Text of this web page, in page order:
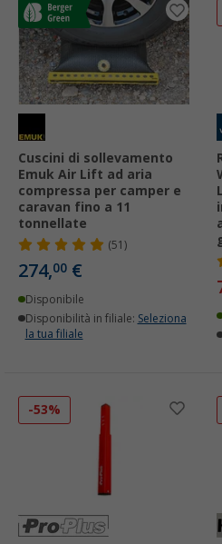
Cuscini di sollevamento
Emuk Air Lift ad aria
compressa per camper e
caravan fino a 11
tonnellate
(51)
274,00 €
Disponibile
Disponibilità in filiale: Seleziona
la tua filiale
-53%